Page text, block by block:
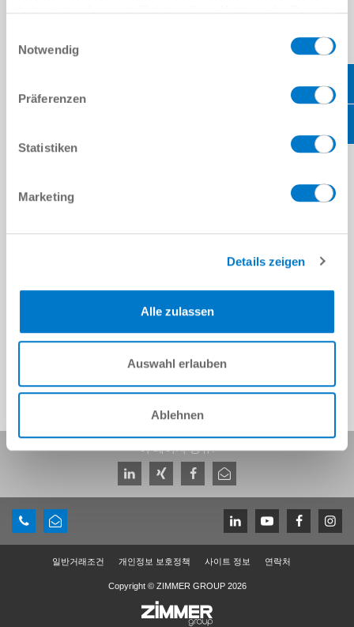
Notwendig
Präferenzen
Statistiken
Marketing
Details zeigen
Alle zulassen
Auswahl erlauben
Ablehnen
다운로드
CAD 데이터 다운로드
다운로드
이 페이지 공유:
일반거래조건 개인정보 보호정책 사이트 정보 연락처
Copyright © ZIMMER GROUP 2026